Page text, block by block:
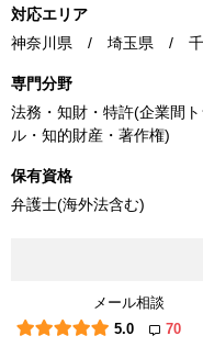
対応エリア
神奈川県 / 埼玉県 /
専門分野
法務・知財・特許(企業間
ル・知的財産・著作権)
保有資格
弁護士(海外法含む)
メール相談
5.0
70